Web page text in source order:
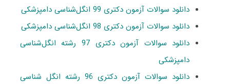
دانلود سوالات آزمون دکتری 99 انگل‌شناسی دامپزشکی
دانلود سوالات آزمون دکتری 98 انگل‌شناسی دامپزشکی
دانلود سوالات آزمون دکتری 97 رشته انگل‌شناسی
دامپزشکی
دانلود سوالات آزمون دکتری 96 رشته انگل شناسی